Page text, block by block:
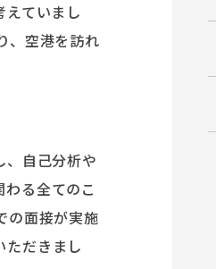
ていまし
、空港を訪れ
、自己分析や
る全てのこ
の面接が実施
ただきまし